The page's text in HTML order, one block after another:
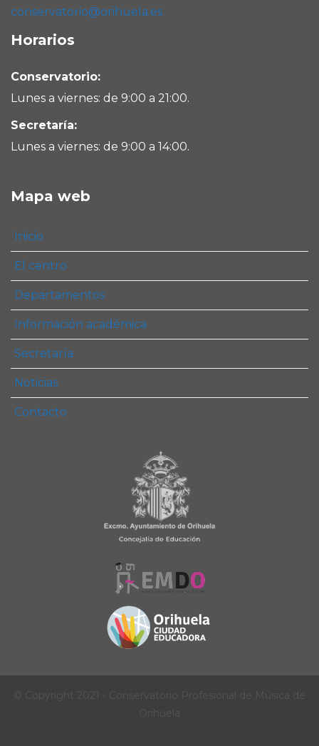
conservatorio@orihuela.es
Horarios
Conservatorio:
Lunes a viernes: de 9:00 a 21:00.
Secretaría:
Lunes a viernes: de 9:00 a 14:00.
Mapa web
Inicio
El centro
Departamentos
Información académica
Secretaría
Noticias
Contacto
© Copyright 2021 - Conservatorio Profesional de Música de